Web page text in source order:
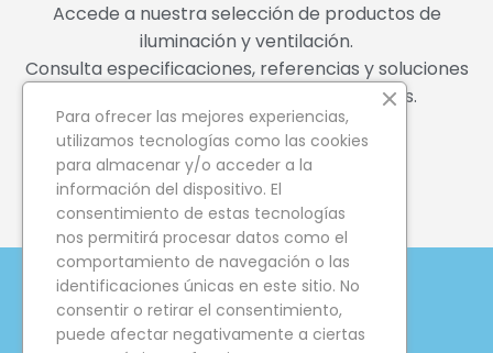
Accede a nuestra selección de productos de
iluminación y ventilación.
Consulta especificaciones, referencias y soluciones
adaptadas a todo tipo de instalaciones.
ACCEDE A PRODUCTOS
KIT DIGITAL
Para ofrecer las mejores experiencias,
utilizamos tecnologías como las cookies
para almacenar y/o acceder a la
información del dispositivo. El
consentimiento de estas tecnologías
nos permitirá procesar datos como el
comportamiento de navegación o las
identificaciones únicas en este sitio. No
consentir o retirar el consentimiento,
puede afectar negativamente a ciertas